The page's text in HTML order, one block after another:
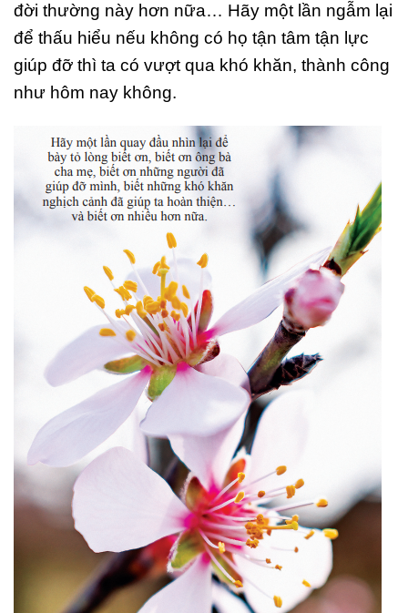
đời thường này hơn nữa… Hãy một lần ngẫm lại
để thấu hiểu nếu không có họ tận tâm tận lực
giúp đỡ thì ta có vượt qua khó khăn, thành công
như hôm nay không.